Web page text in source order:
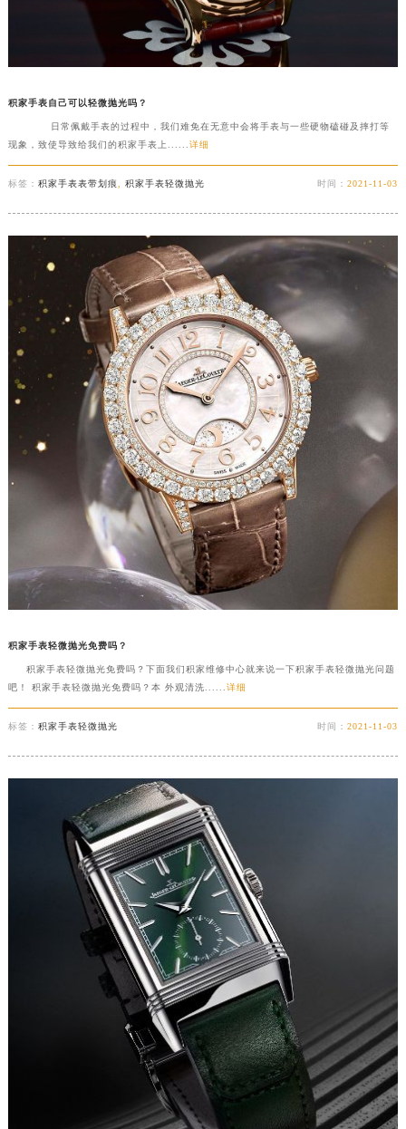
积家手表自己可以轻微抛光吗？
日常佩戴手表的过程中，我们难免在无意中会将手表与一些硬物磕碰及摔打等
现象，致使导致给我们的积家手表上...... 详细
标签： 积家手表表带划痕 积家手表轻微抛光 时间：2021-11-03
积家手表轻微抛光免费吗？
积家手表轻微抛光免费吗？下面我们积家维修中心就来说一下积家手表轻微抛光问题
吧！ 积家手表轻微抛光免费吗？本 外观清洗...... 详细
标签： 积家手表轻微抛光 时间：2021-11-03